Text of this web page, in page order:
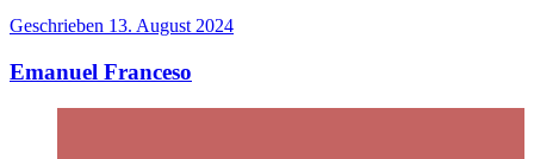
Geschrieben 13. August 2024
Emanuel Franceso